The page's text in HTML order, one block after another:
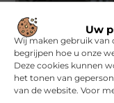
Uw
Wij maken gebruik van
begrijpen hoe u onze
Deze cookies kunnen
het tonen van
van de website. Voor
Symbiont360: